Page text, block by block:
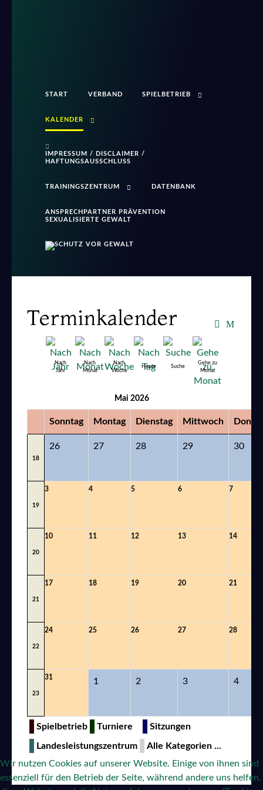
START VERBAND SPIELBETRIEB
KALENDER
IMPRESSUM / DISCLAIMER /
HAFTUNGSAUSSCHLUSS
TRAININGSZENTRUM DATENBANK
ANSPRECHPARTNER PRÄVENTION
SEXUALISIERTE GEWALT
Terminkalender
Nach
Jahr
Nach
Monat
Nach
Woche
Heute Suche
Gehe zu
Monat
Mai 2026
Sonntag Montag Dienstag Mittwoch
18
26 27 28 29 30
19
3 4 5 6 7
20
10 11 12 13 14
21
17 18 19 20 21
22
24 25 26 27 28
23
31 1 2 3 4
Spielbetrieb Turniere Sitzungen
Landesleistungszentrum
Alle Kategorien ...
Wir nutzen Cookies auf unserer Website. Einige von ihnen sind
essenziell für den Betrieb der Seite, während andere uns helfen,